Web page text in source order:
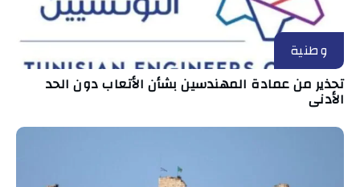
وطنية
تحذير من عمادة المهندسين بشأن الأتعاب دون الحد
الأدنى